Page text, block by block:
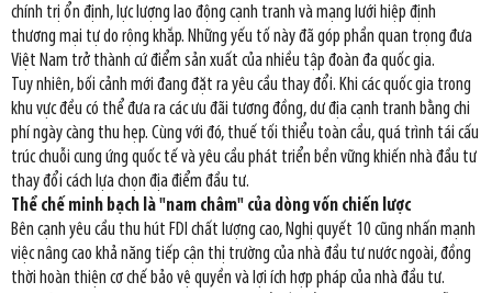
chính trị ổn định, lực lượng lao động cạnh tranh và mạng lưới hiệp định
thương mại tự do rộng khắp. Những yếu tố này đã góp phần quan trọng đưa
Việt Nam trở thành cứ điểm sản xuất của nhiều tập đoàn đa quốc gia.
Tuy nhiên, bối cảnh mới đang đặt ra yêu cầu thay đổi. Khi các quốc gia trong
khu vực đều có thể đưa ra các ưu đãi tương đồng, dư địa cạnh tranh bằng chi
phí ngày càng thu hẹp. Cùng với đó, thuế tối thiểu toàn cầu, quá trình tái cấu
trúc chuỗi cung ứng quốc tế và yêu cầu phát triển bền vững khiến nhà đầu tư
thay đổi cách lựa chọn địa điểm đầu tư.
Thể chế minh bạch là "nam châm" của dòng vốn chiến lược
Bên cạnh yêu cầu thu hút FDI chất lượng cao, Nghị quyết 10 cũng nhấn mạnh
việc nâng cao khả năng tiếp cận thị trường của nhà đầu tư nước ngoài, đồng
thời hoàn thiện cơ chế bảo vệ quyền và lợi ích hợp pháp của nhà đầu tư.